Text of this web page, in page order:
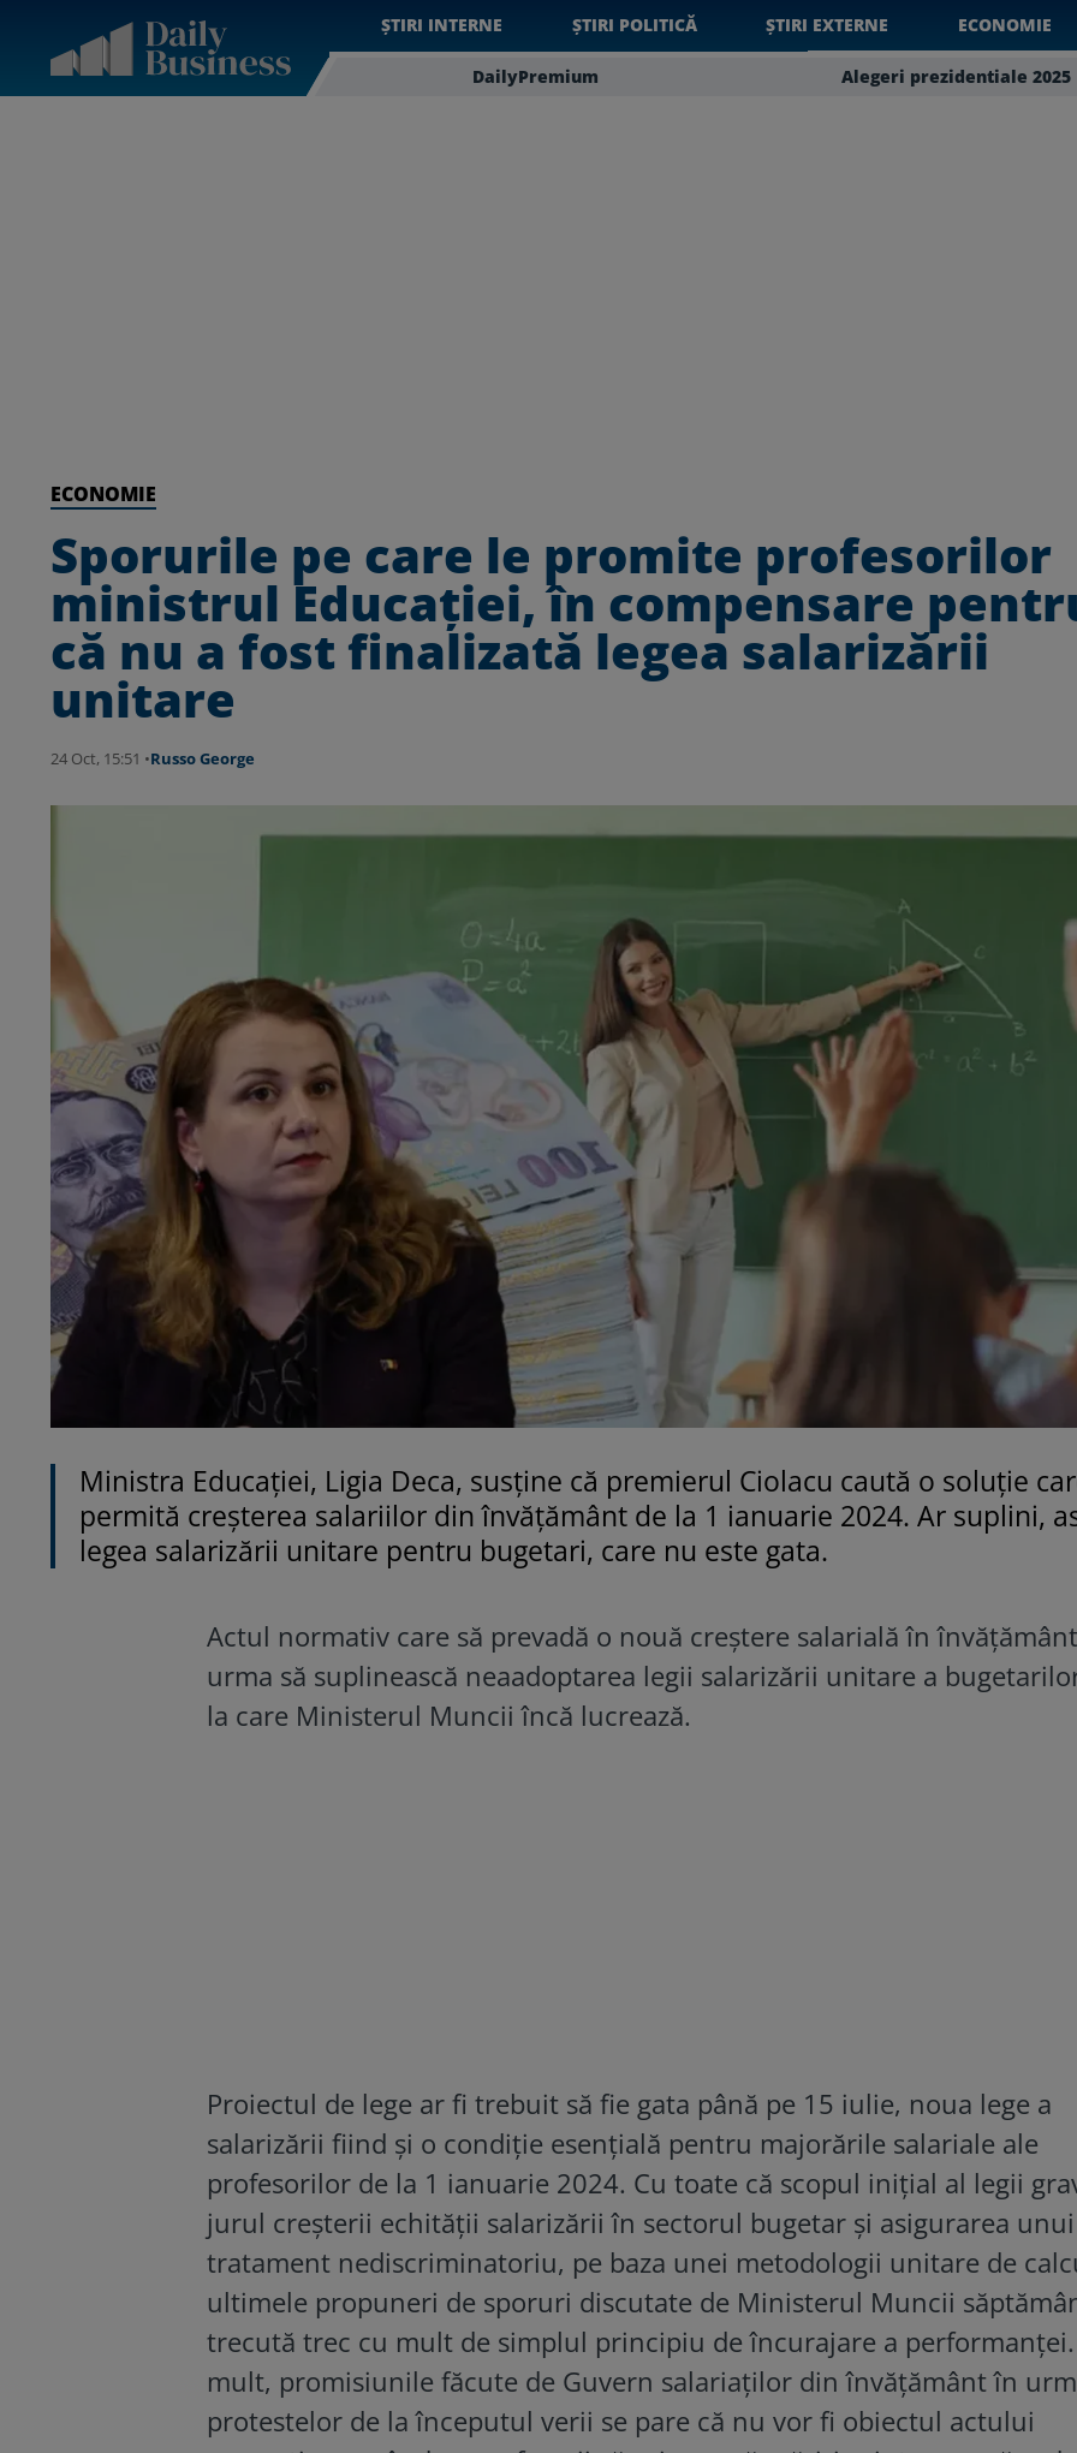
ȘTIRI INTERNE ȘTIRI POLITICĂ ȘTIRI EXTERNE ECONOMIE
DailyPremium Alegeri prezidentiale 2025
ECONOMIE
Sporurile pe care le promite profesorilor
ministrul Educaţiei, în compensare
că nu a fost finalizată legea salarizării
unitare
24 Oct, 15:51 •Russo George
Ministra Educației, Ligia Deca, susține că premierul Ciolacu caută o soluție
permită creșterea salariilor din învățământ de la 1 ianuarie 2024. Ar suplini,
legea salarizării unitare pentru bugetari, care nu este gata.
Actul normativ care să prevadă o nouă creștere salarială în
urma să suplinească neaadoptarea legii salarizării unitare a
la care Ministerul Muncii încă lucrează.
Proiectul de lege ar fi trebuit să fie gata până pe 15 iulie, noua lege a
salarizării fiind și o condiție esențială pentru majorările salariale ale
profesorilor de la 1 ianuarie 2024. Cu toate că scopul inițial al legii
jurul creșterii echității salarizării în sectorul bugetar și asigurarea unui
tratament nediscriminatoriu, pe baza unei metodologii unitare de
ultimele propuneri de sporuri discutate de Ministerul Muncii
trecută trec cu mult de simplul principiu de încurajare a
mult, promisiunile făcute de Guvern salariaților din învățământ în
protestelor de la începutul verii se pare că nu vor fi obiectul actului